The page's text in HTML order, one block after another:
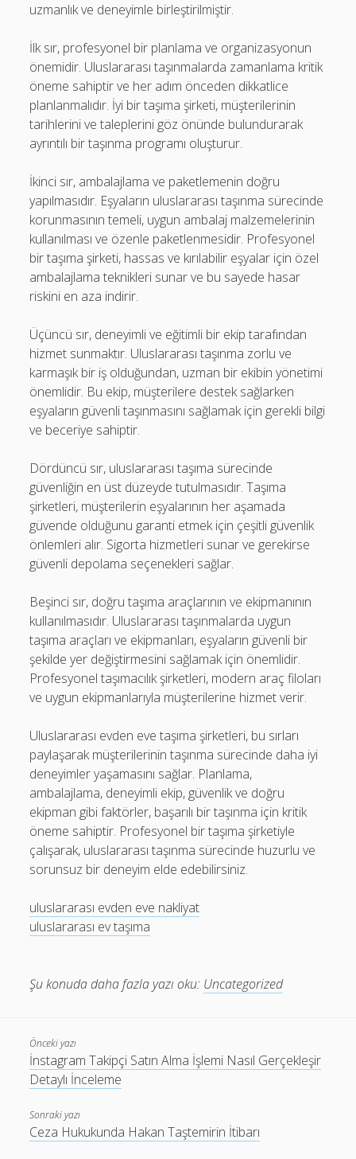
uzmanlık ve deneyimle birleştirilmiştir.
İlk sır, profesyonel bir planlama ve organizasyonun
önemidir. Uluslararası taşınmalarda zamanlama kritik
öneme sahiptir ve her adım önceden dikkatlice
planlanmalıdır. İyi bir taşıma şirketi, müşterilerinin
tarihlerini ve taleplerini göz önünde bulundurarak
ayrıntılı bir taşınma programı oluşturur.
İkinci sır, ambalajlama ve paketlemenin doğru
yapılmasıdır. Eşyaların uluslararası taşınma sürecinde
korunmasının temeli, uygun ambalaj malzemelerinin
kullanılması ve özenle paketlenmesidir. Profesyonel
bir taşıma şirketi, hassas ve kırılabilir eşyalar için özel
ambalajlama teknikleri sunar ve bu sayede hasar
riskini en aza indirir.
Üçüncü sır, deneyimli ve eğitimli bir ekip tarafından
hizmet sunmaktır. Uluslararası taşınma zorlu ve
karmaşık bir iş olduğundan, uzman bir ekibin yönetimi
önemlidir. Bu ekip, müşterilere destek sağlarken
eşyaların güvenli taşınmasını sağlamak için gerekli bilgi
ve beceriye sahiptir.
Dördüncü sır, uluslararası taşıma sürecinde
güvenliğin en üst düzeyde tutulmasıdır. Taşıma
şirketleri, müşterilerin eşyalarının her aşamada
güvende olduğunu garanti etmek için çeşitli güvenlik
önlemleri alır. Sigorta hizmetleri sunar ve gerekirse
güvenli depolama seçenekleri sağlar.
Beşinci sır, doğru taşıma araçlarının ve ekipmanının
kullanılmasıdır. Uluslararası taşınmalarda uygun
taşıma araçları ve ekipmanları, eşyaların güvenli bir
şekilde yer değiştirmesini sağlamak için önemlidir.
Profesyonel taşımacılık şirketleri, modern araç filoları
ve uygun ekipmanlarıyla müşterilerine hizmet verir.
Uluslararası evden eve taşıma şirketleri, bu sırları
paylaşarak müşterilerinin taşınma sürecinde daha iyi
deneyimler yaşamasını sağlar. Planlama,
ambalajlama, deneyimli ekip, güvenlik ve doğru
ekipman gibi faktörler, başarılı bir taşınma için kritik
öneme sahiptir. Profesyonel bir taşıma şirketiyle
çalışarak, uluslararası taşınma sürecinde huzurlu ve
sorunsuz bir deneyim elde edebilirsiniz.
uluslararası evden eve nakliyat
uluslararası ev taşıma
Şu konuda daha fazla yazı oku: Uncategorized
Önceki yazı
İnstagram Takipçi Satın Alma İşlemi Nasıl Gerçekleşir
Detaylı İnceleme
Sonraki yazı
Ceza Hukukunda Hakan Taştemirin İtibarı